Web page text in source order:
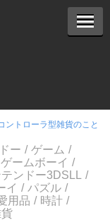
ントローラ型雑貨のこと
ー
ゲーム
ゲームボーイ
ンドー3DSLL
イ
パズル
用品
時計